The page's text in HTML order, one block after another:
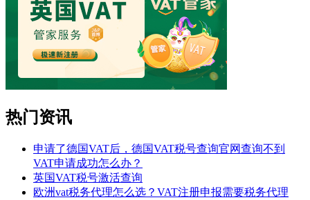
热门资讯
申请了德国VAT后，德国VAT税号查询官网查询不到
VAT申请成功怎么办？
英国VAT税号激活查询
欧洲vat税务代理怎么选？VAT注册申报需要税务代理